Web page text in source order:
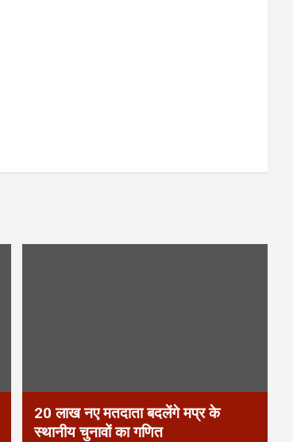
20 लाख नए मतदाता बदलेंगे मप्र के
स्थानीय चुनावों का गणित